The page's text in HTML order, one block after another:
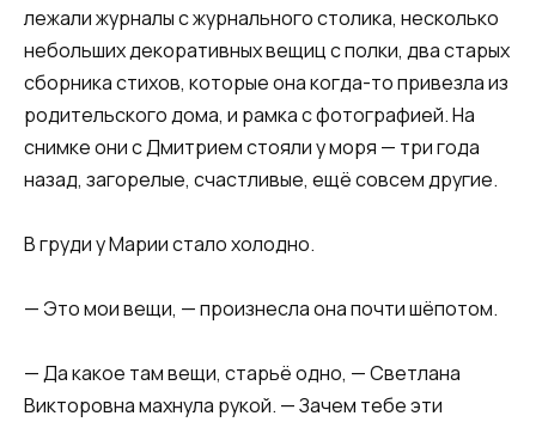
лежали журналы с журнального столика, несколько
небольших декоративных вещиц с полки, два старых
сборника стихов, которые она когда-то привезла из
родительского дома, и рамка с фотографией. На
снимке они с Дмитрием стояли у моря — три года
назад, загорелые, счастливые, ещё совсем другие.
В груди у Марии стало холодно.
— Это мои вещи, — произнесла она почти шёпотом.
— Да какое там вещи, старьё одно, — Светлана
Викторовна махнула рукой. — Зачем тебе эти